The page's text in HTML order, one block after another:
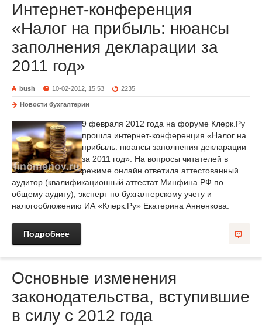
Интернет-конференция
«Налог на прибыль: нюансы
заполнения декларации за
2011 год»
bush 10-02-2012, 15:53 2235
Новости бухгалтерии
9 февраля 2012 года на форуме Клерк.Ру
прошла интернет-конференция «Налог на
прибыль: нюансы заполнения декларации
за 2011 год». На вопросы читателей в
режиме онлайн ответила аттестованный
аудитор (квалификационный аттестат Минфина РФ по
общему аудиту), эксперт по бухгалтерскому учету и
налогообложению ИА «Клерк.Ру» Екатерина Анненкова.
Подробнее
Основные изменения
законодательства, вступившие
в силу с 2012 года